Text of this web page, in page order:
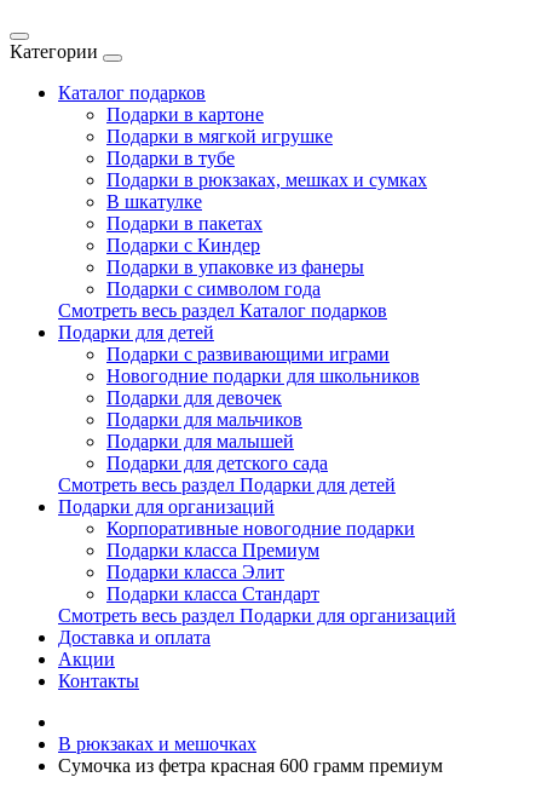
Категории
Каталог подарков
Подарки в картоне
Подарки в мягкой игрушке
Подарки в тубе
Подарки в рюкзаках, мешках и сумках
В шкатулке
Подарки в пакетах
Подарки с Киндер
Подарки в упаковке из фанеры
Подарки с символом года
Смотреть весь раздел Каталог подарков
Подарки для детей
Подарки с развивающими играми
Новогодние подарки для школьников
Подарки для девочек
Подарки для мальчиков
Подарки для малышей
Подарки для детского сада
Смотреть весь раздел Подарки для детей
Подарки для организаций
Корпоративные новогодние подарки
Подарки класса Премиум
Подарки класса Элит
Подарки класса Стандарт
Смотреть весь раздел Подарки для организаций
Доставка и оплата
Акции
Контакты
В рюкзаках и мешочках
Сумочка из фетра красная 600 грамм премиум